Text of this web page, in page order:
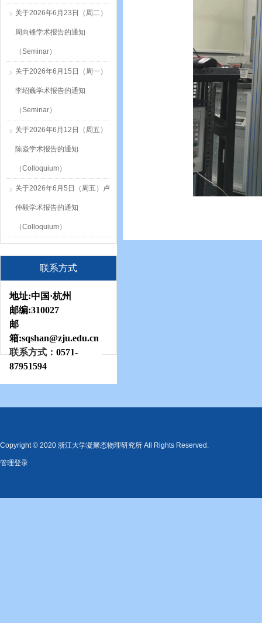
关于2026年6月23日（周二）
周向锋学术报告的通知
（Seminar）
关于2026年6月15日（周一）
李绍巍学术报告的通知
（Seminar）
关于2026年6月12日（周五）
陈焱学术报告的通知
（Colloquium）
关于2026年6月5日（周五）卢
仲毅学术报告的通知
（Colloquium）
联系方式
地址:中国·杭州
邮编:310027
邮
箱:sqshan@zju.edu.cn
联系方式： 0571-
87951594
Copyright © 2020 浙江大学凝聚态物理研究所 All Rights Reserved.
管理登录